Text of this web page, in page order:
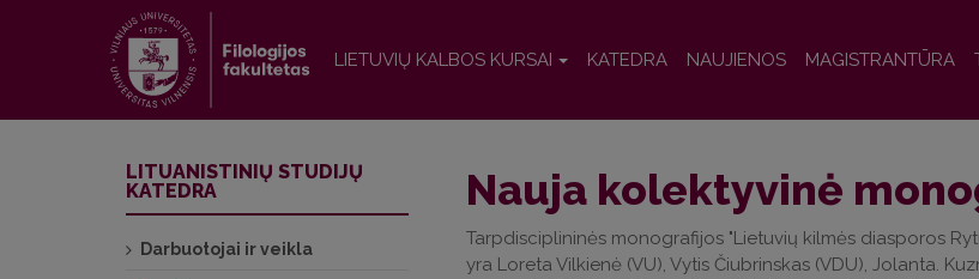
LIETUVIŲ KALBOS KURSAI KATEDRA NAUJIENOS MAGISTRANTŪRA
Nauja kolektyvinė
Tarpdisciplininės monografijos "Lietuvių kilmės diasporos
yra Loreta Vilkienė (VU), Vytis Čiubrinskas (VDU), Jolanta.
LITUANISTINIŲ STUDIJŲ
KATEDRA
Darbuotojai ir veikla